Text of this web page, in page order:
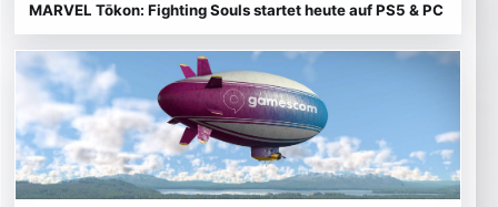
MARVEL Tōkon: Fighting Souls startet heute auf PS5 & PC